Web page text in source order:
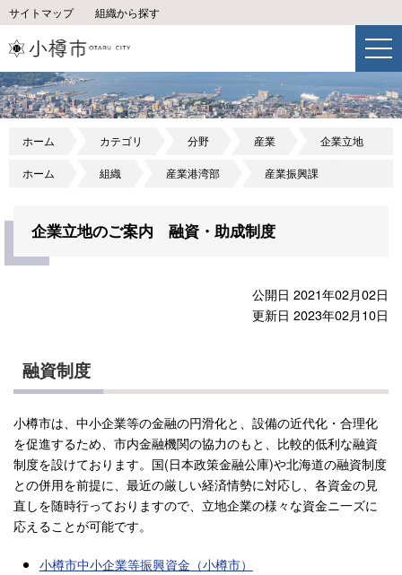
サイトマップ 組織から探す
ホーム カテゴリ 分野 産業 企業立地
ホーム 組織 産業港湾部 産業振興課
企業立地のご案内 融資・助成制度
公開日 2021年02月02日
更新日 2023年02月10日
融資制度
小樽市は、中小企業等の金融の円滑化と、設備の近代化・合理化
を促進するため、市内金融機関の協力のもと、比較的低利な融資
制度を設けております。国(日本政策金融公庫)や北海道の融資制度
との併用を前提に、最近の厳しい経済情勢に対応し、各資金の見
直しを随時行っておりますので、立地企業の様々な資金ニ一ズに
応えることが可能です。
小樽市中小企業等振興資金（小樽市）